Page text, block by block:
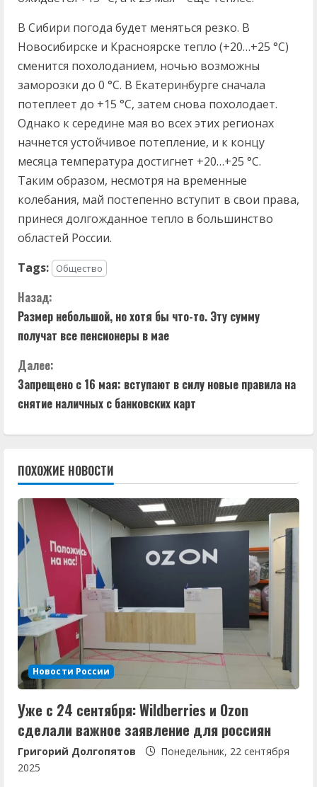
В Сибири погода будет меняться резко. В
Новосибирске и Красноярске тепло (+20…+25 °C)
сменится похолоданием, ночью возможны
заморозки до 0 °C. В Екатеринбурге сначала
потеплеет до +15 °C, затем снова похолодает.
Однако к середине мая во всех этих регионах
начнется устойчивое потепление, и к концу
месяца температура достигнет +20…+25 °C.
Таким образом, несмотря на временные
колебания, май постепенно вступит в свои права,
принеся долгожданное тепло в большинство
областей России.
Tags:
Общество
П
р
о
д
ж
и
т
ь
ч
т
е
н
и
е
Назад:
Размер небольшой, но хотя бы что-то. Эту сумму
получат все пенсионеры в мае
Далее:
Запрещено с 16 мая: вступают в силу новые правила на
снятие наличных с банковских карт
ПОХОЖИЕ НОВОСТИ
Новости России
Уже с 24 сентября: Wildberries и Ozon
сделали важное заявление для россиян
Григорий Долгопятов
Понедельник, 22 сентября
2025